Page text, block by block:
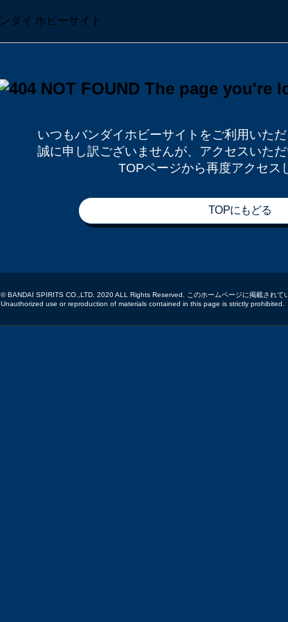
いつもバンダイホビーサイトをご利用いただ
誠に申し訳ございませんが、 アクセスいた
TOPページから再度アクセス
TOPにもどる
© BANDAI SPIRITS CO.,LTD. 2020 ALL Rights Reserved. このホームページに掲載されて
Unauthorized use or reproduction of materials contained in this page is strictly prohibited.